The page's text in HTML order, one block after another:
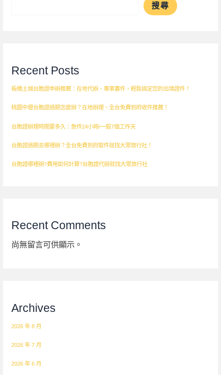
搜尋
Recent Posts
板橋土城台胞證申辦推薦：在地代辦、專業審件，輕鬆搞定您的出境證件！
桃園中壢台胞證過期怎麼辦？在地辦理、全台免費到府收件推薦！
台胞證辦理時間要多久：急件24小時/一般7個工作天
台胞證過期去哪裡辦？全台免費到府取件就找大眾旅行社！
台胞證哪裡辦?費用如何計算?台胞證代辦就找大眾旅行社
Recent Comments
尚無留言可供顯示。
Archives
2026 年 8 月
2026 年 7 月
2026 年 6 月